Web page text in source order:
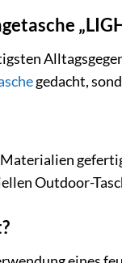
gedacht,
Outdoor-